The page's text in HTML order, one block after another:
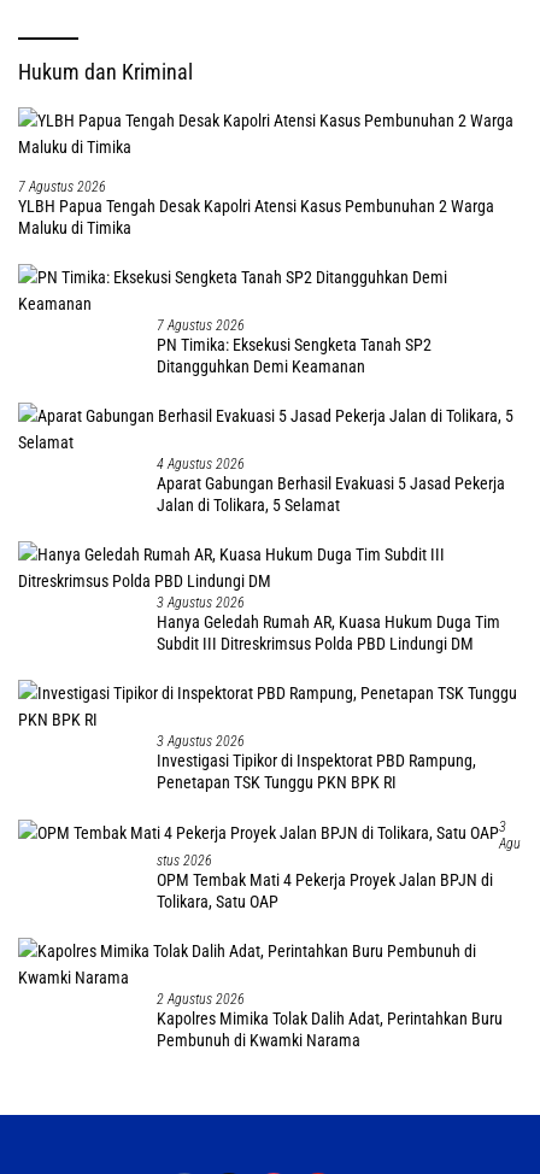
Hukum dan Kriminal
7 Agustus 2026
YLBH Papua Tengah Desak Kapolri Atensi Kasus Pembunuhan 2 Warga
Maluku di Timika
7 Agustus 2026
PN Timika: Eksekusi Sengketa Tanah SP2
Ditangguhkan Demi Keamanan
4 Agustus 2026
Aparat Gabungan Berhasil Evakuasi 5 Jasad Pekerja
Jalan di Tolikara, 5 Selamat
3 Agustus 2026
Hanya Geledah Rumah AR, Kuasa Hukum Duga Tim
Subdit III Ditreskrimsus Polda PBD Lindungi DM
3 Agustus 2026
Investigasi Tipikor di Inspektorat PBD Rampung,
Penetapan TSK Tunggu PKN BPK RI
3
Agu
Stus 2026
OPM Tembak Mati 4 Pekerja Proyek Jalan BPJN di
Tolikara, Satu OAP
2 Agustus 2026
Kapolres Mimika Tolak Dalih Adat, Perintahkan Buru
Pembunuh di Kwamki Narama